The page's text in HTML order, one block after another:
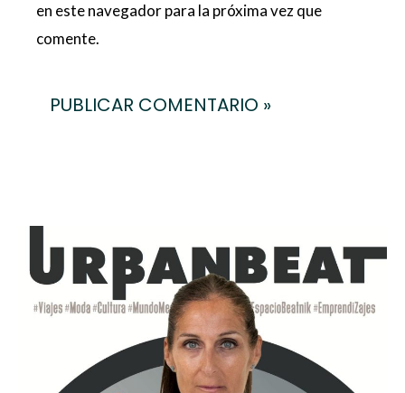
en este navegador para la próxima vez que
comente.